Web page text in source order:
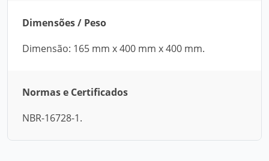
Dimensões / Peso
Dimensão: 165 mm x 400 mm x 400 mm.
Normas e Certificados
NBR-16728-1.